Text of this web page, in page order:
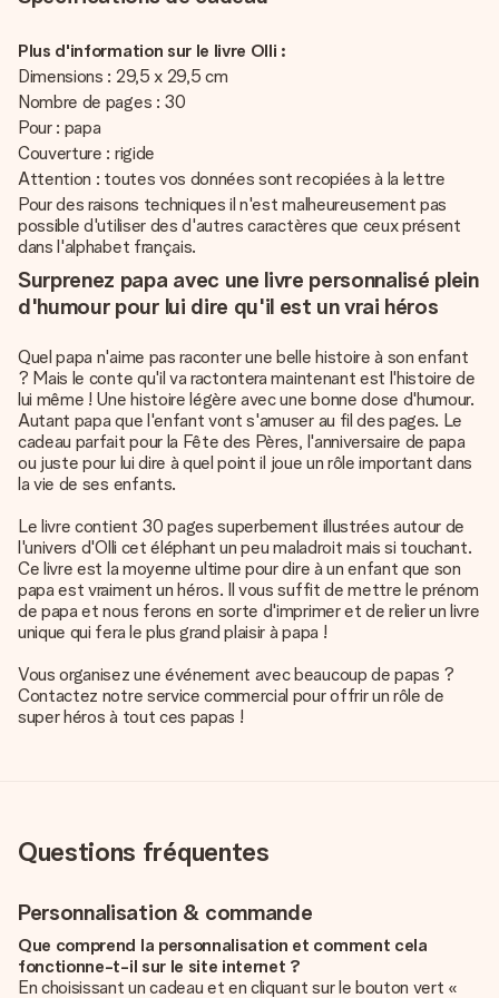
Plus d'information sur le livre Olli :
Dimensions : 29,5 x 29,5 cm
Nombre de pages : 30
Pour : papa
Couverture : rigide
Attention : toutes vos données sont recopiées à la lettre
Pour des raisons techniques il n'est malheureusement pas
possible d'utiliser des d'autres caractères que ceux présent
dans l'alphabet français.
Surprenez papa avec une livre personnalisé plein
d'humour pour lui dire qu'il est un vrai héros
Quel papa n'aime pas raconter une belle histoire à son enfant
? Mais le conte qu'il va ractontera maintenant est l'histoire de
lui même ! Une histoire légère avec une bonne dose d'humour.
Autant papa que l'enfant vont s'amuser au fil des pages. Le
cadeau parfait pour la Fête des Pères, l'anniversaire de papa
ou juste pour lui dire à quel point il joue un rôle important dans
la vie de ses enfants.
Le livre contient 30 pages superbement illustrées autour de
l'univers d'Olli cet éléphant un peu maladroit mais si touchant.
Ce livre est la moyenne ultime pour dire à un enfant que son
papa est vraiment un héros. Il vous suffit de mettre le prénom
de papa et nous ferons en sorte d'imprimer et de relier un livre
unique qui fera le plus grand plaisir à papa !
Vous organisez une événement avec beaucoup de papas ?
Contactez notre service commercial pour offrir un rôle de
super héros à tout ces papas !
Questions fréquentes
Personnalisation & commande
Que comprend la personnalisation et comment cela
fonctionne-t-il sur le site internet ?
En choisissant un cadeau et en cliquant sur le bouton vert «